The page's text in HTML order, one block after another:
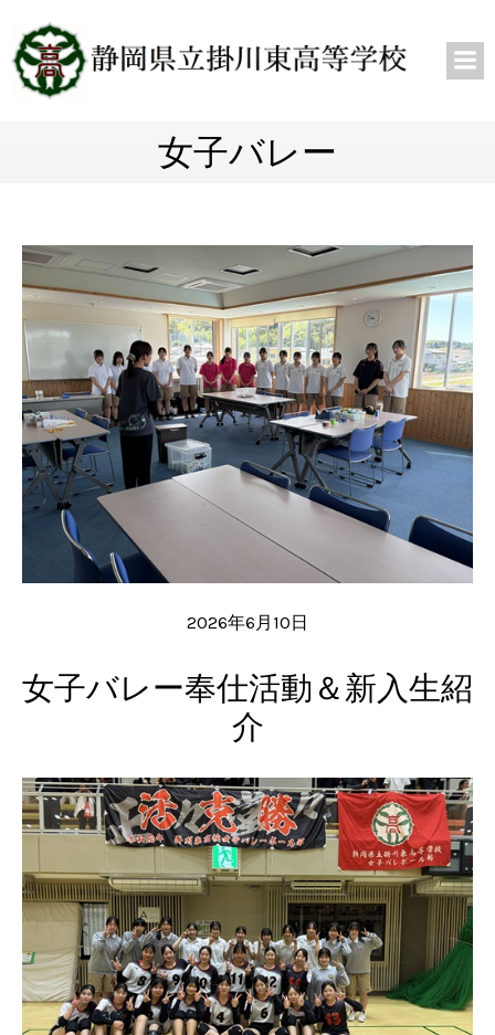
女子バレー
2026年6月10日
女子バレー奉仕活動＆新入生紹
介